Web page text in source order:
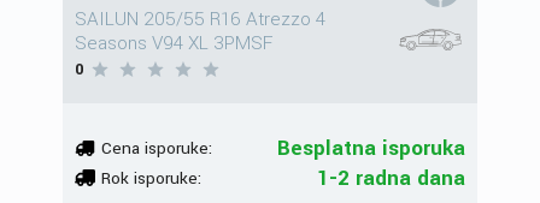
SAILUN 205/55 R16 Atrezzo 4
Seasons V94 XL 3PMSF
0
Cena isporuke: Besplatna isporuka
Rok isporuke: 1-2 radna dana